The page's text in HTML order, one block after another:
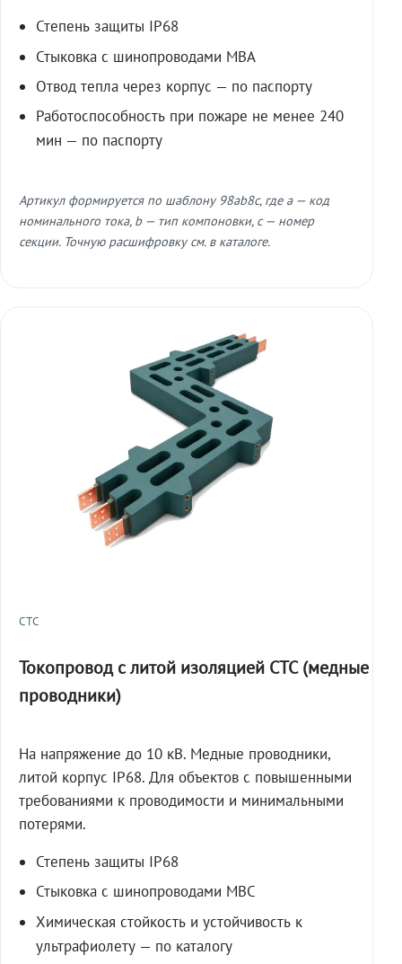
Степень защиты IP68
Стыковка с шинопроводами МВА
Отвод тепла через корпус — по паспорту
Работоспособность при пожаре не менее 240
мин — по паспорту
Артикул формируется по шаблону 98ab8c, где a — код
номинального тока, b — тип компоновки, c — номер
секции. Точную расшифровку см. в каталоге.
СТС
Токопровод с литой изоляцией СТС (медные
проводники)
На напряжение до 10 кВ. Медные проводники,
литой корпус IP68. Для объектов с повышенными
требованиями к проводимости и минимальными
потерями.
Степень защиты IP68
Стыковка с шинопроводами МВС
Химическая стойкость и устойчивость к
ультрафиолету — по каталогу